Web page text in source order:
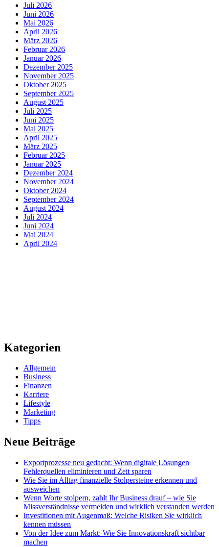
Juli 2026
Juni 2026
Mai 2026
April 2026
März 2026
Februar 2026
Januar 2026
Dezember 2025
November 2025
Oktober 2025
September 2025
August 2025
Juli 2025
Juni 2025
Mai 2025
April 2025
März 2025
Februar 2025
Januar 2025
Dezember 2024
November 2024
Oktober 2024
September 2024
August 2024
Juli 2024
Juni 2024
Mai 2024
April 2024
Kategorien
Allgemein
Business
Finanzen
Karriere
Lifestyle
Marketing
Tipps
Neue Beiträge
Exportprozesse neu gedacht: Wenn digitale Lösungen
Fehlerquellen eliminieren und Zeit sparen
Wie Sie im Alltag finanzielle Stolpersteine erkennen und
ausweichen
Wenn Worte stolpern, zahlt Ihr Business drauf – wie Sie
Missverständnisse vermeiden und wirklich verstanden werden
Investitionen mit Augenmaß: Welche Risiken Sie wirklich
kennen müssen
Von der Idee zum Markt: Wie Sie Innovationskraft sichtbar
machen